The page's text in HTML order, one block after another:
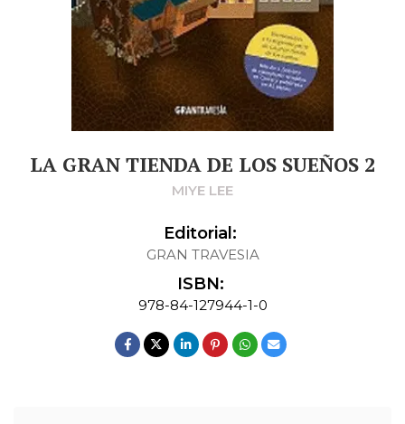
LA GRAN TIENDA DE LOS SUEÑOS 2
MIYE LEE
Editorial:
GRAN TRAVESIA
ISBN:
978-84-127944-1-0